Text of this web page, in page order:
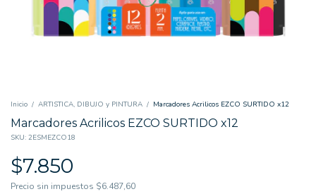
Inicio / ARTISTICA, DIBUJO y PINTURA / Marcadores Acrilicos EZCO SURTIDO x12
Marcadores Acrilicos EZCO SURTIDO x12
SKU: 2ESMEZCO18
$7.850
Precio sin impuestos $6.487,60